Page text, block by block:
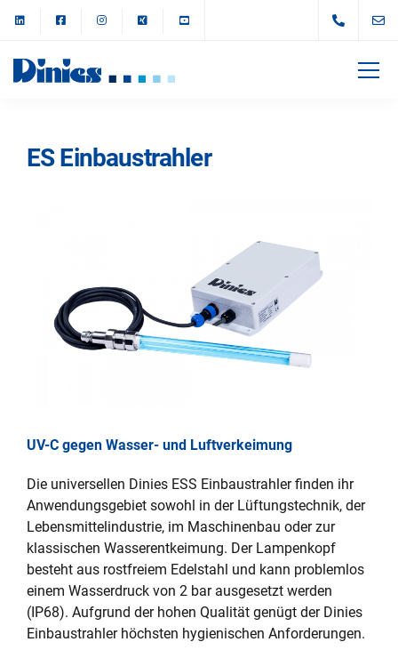
ES Einbaustrahler
UV-C gegen Wasser- und Luftverkeimung
Die universellen Dinies ESS Einbaustrahler finden ihr
Anwendungsgebiet sowohl in der Lüftungstechnik, der
Lebensmittelindustrie, im Maschinenbau oder zur
klassischen Wasserentkeimung. Der Lampenkopf
besteht aus rostfreiem Edelstahl und kann problemlos
einem Wasserdruck von 2 bar ausgesetzt werden
(IP68). Aufgrund der hohen Qualität genügt der Dinies
Einbaustrahler höchsten hygienischen Anforderungen.